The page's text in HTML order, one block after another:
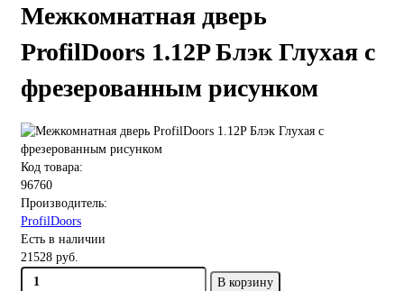
Межкомнатная дверь
ProfilDoors 1.12P Блэк Глухая с
фрезерованным рисунком
Код товара:
96760
Производитель:
ProfilDoors
Есть в наличии
21528 руб.
В корзину